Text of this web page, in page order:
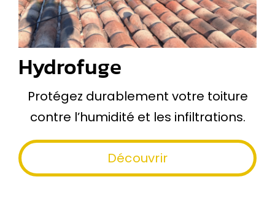
Hydrofuge
Protégez durablement votre toiture
contre l’humidité et les infiltrations.
Découvrir